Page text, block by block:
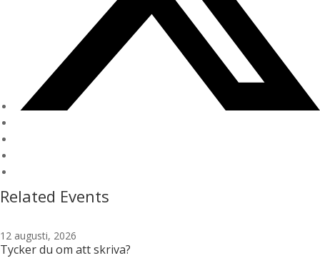
Related Events
12 augusti, 2026
Tycker du om att skriva?